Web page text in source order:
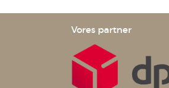
Vores partner